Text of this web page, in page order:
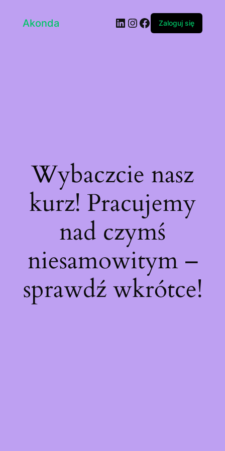
Akonda LinkedIn
Instagram
Facebook
Zaloguj się
Wybaczcie nasz
kurz! Pracujemy
nad czymś
niesamowitym –
sprawdź wkrótce!